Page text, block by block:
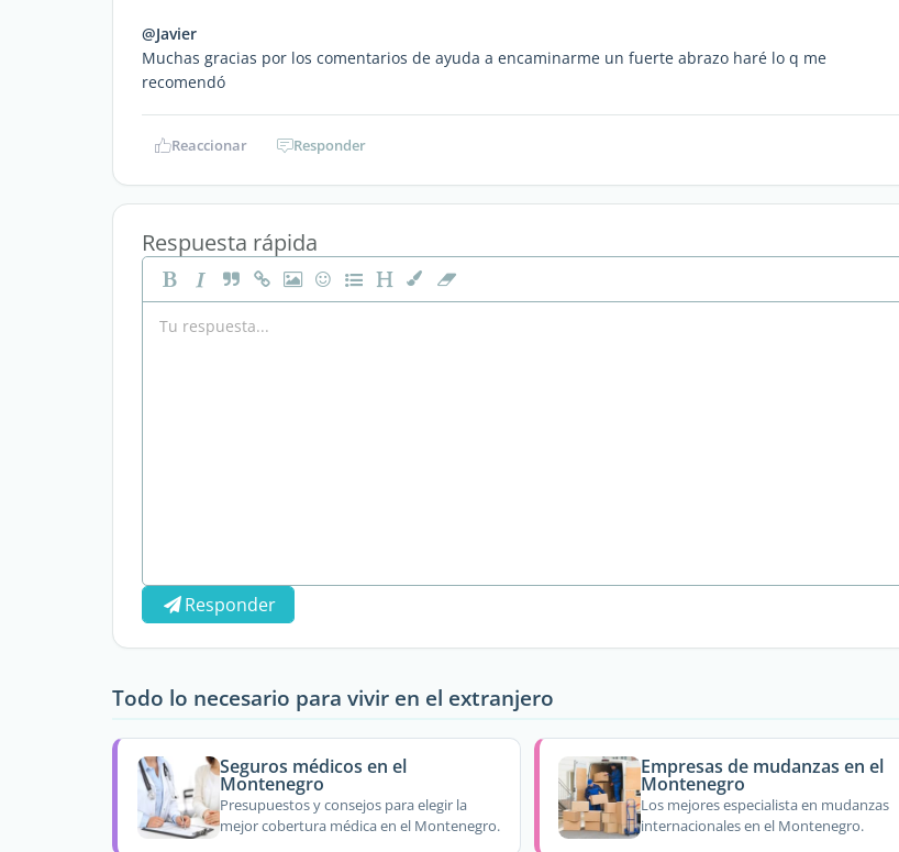
@Javier
Muchas gracias por los comentarios de ayuda a encaminarme un fuerte abrazo haré lo q me
recomendó
Reaccionar Responder
Respuesta rápida
Responder
Todo lo necesario para vivir en el extranjero
Seguros médicos en el
Montenegro
Presupuestos y consejos para elegir la
mejor cobertura médica en el Montenegro.
Empresas de mudanzas en el
Montenegro
Los mejores especialista en mudanzas
internacionales en el Montenegro.